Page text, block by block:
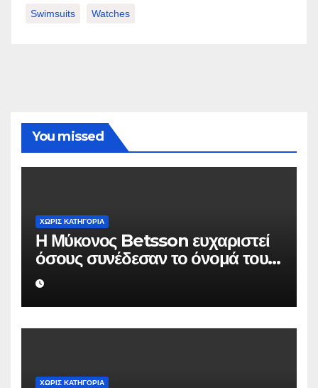
Swimsuits Watches
You missed
ΧΩΡΊΣ ΚΑΤΗΓΟΡΊΑ
Η Μύκονος Betsson ευχαριστεί
όσους συνέδεσαν το όνομά τους
με την ιστορική χρονιά
ΧΩΡΊΣ ΚΑΤΗΓΟΡΊΑ